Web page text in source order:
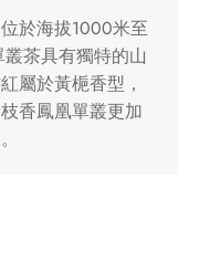
於海拔1000米至
茶具有獨特的山
屬於黃梔香型，
香鳳凰單叢更加